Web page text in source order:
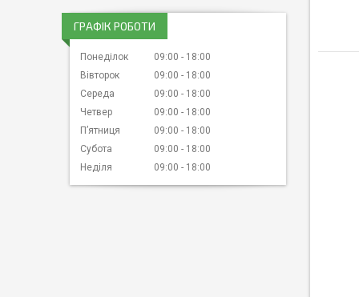
ГРАФІК РОБОТИ
Понеділок 09:00
18:00
Вівторок
09:00
18:00
Середа
09:00
18:00
Четвер
09:00
18:00
Пʼятниця
09:00
18:00
Субота
09:00
18:00
Неділя
09:00 18:00